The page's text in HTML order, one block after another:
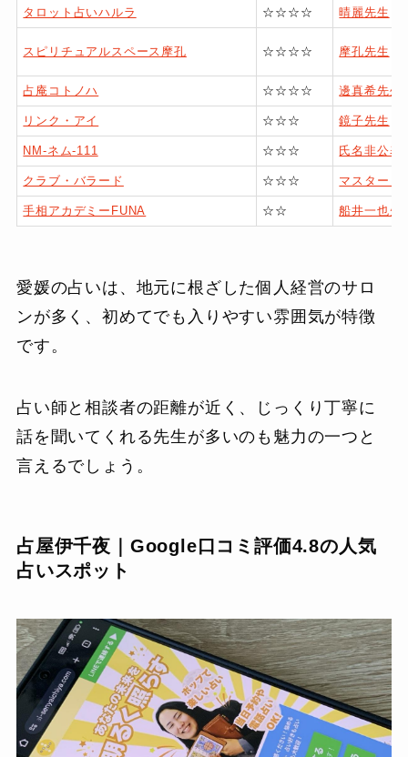
タロット占いハルラ ☆☆☆☆ 晴麗先生
スピリチュアルスペース摩孔 ☆☆☆☆ 摩孔先生
占庵コトノハ ☆☆☆☆ 邊真希先生
リンク・アイ ☆☆☆ 鏡子先生
NM-ネム-111 ☆☆☆ 氏名非公表
クラブ・バラード ☆☆☆ マスター（
手相アカデミーFUNA ☆☆ 船井一也先
愛媛の占いは、地元に根ざした個人経営のサロ
ンが多く、初めてでも入りやすい雰囲気が特徴
です。
占い師と相談者の距離が近く、じっくり丁寧に
話を聞いてくれる先生が多いのも魅力の一つと
言えるでしょう。
占屋伊千夜｜Google口コミ評価4.8の人気
占いスポット